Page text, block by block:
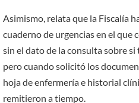
Asimismo, relata que la Fiscalía
cuaderno de urgencias en el que
sin el dato de la consulta sobre
pero cuando solicitó los
hoja de enfermería e historial
remitieron a tiempo.